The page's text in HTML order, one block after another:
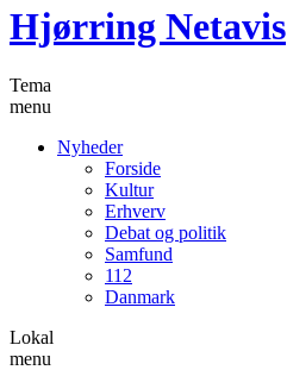
Hjørring Netavis
Tema
menu
Nyheder
Forside
Kultur
Erhverv
Debat og politik
Samfund
112
Danmark
Lokal
menu